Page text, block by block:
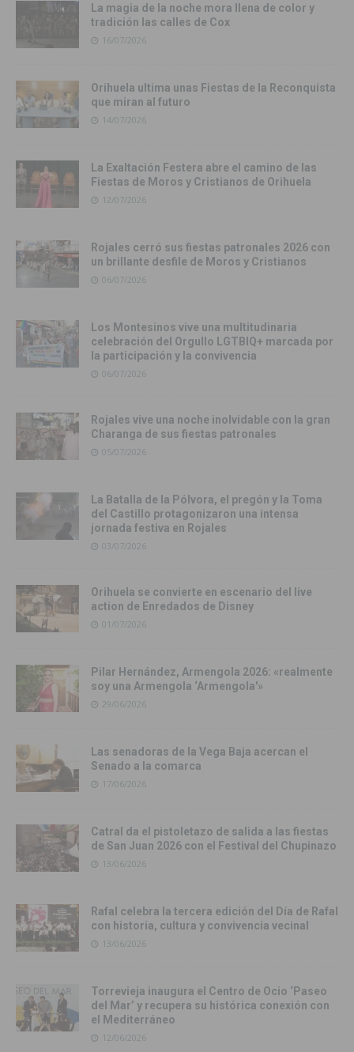
La magia de la noche mora llena de color y
tradición las calles de Cox
16/07/2026
Orihuela ultima unas Fiestas de la Reconquista
que miran al futuro
14/07/2026
La Exaltación Festera abre el camino de las
Fiestas de Moros y Cristianos de Orihuela
12/07/2026
Rojales cerró sus fiestas patronales 2026 con
un brillante desfile de Moros y Cristianos
06/07/2026
Los Montesinos vive una multitudinaria
celebración del Orgullo LGTBIQ+ marcada por
la participación y la convivencia
06/07/2026
Rojales vive una noche inolvidable con la gran
Charanga de sus fiestas patronales
05/07/2026
La Batalla de la Pólvora, el pregón y la Toma
del Castillo protagonizaron una intensa
jornada festiva en Rojales
03/07/2026
Orihuela se convierte en escenario del live
action de Enredados de Disney
01/07/2026
Pilar Hernández, Armengola 2026: «realmente
soy una Armengola ‘Armengola'»
29/06/2026
Las senadoras de la Vega Baja acercan el
Senado a la comarca
17/06/2026
Catral da el pistoletazo de salida a las fiestas
de San Juan 2026 con el Festival del Chupinazo
13/06/2026
Rafal celebra la tercera edición del Día de Rafal
con historia, cultura y convivencia vecinal
13/06/2026
Torrevieja inaugura el Centro de Ocio ‘Paseo
del Mar’ y recupera su histórica conexión con
el Mediterráneo
12/06/2026